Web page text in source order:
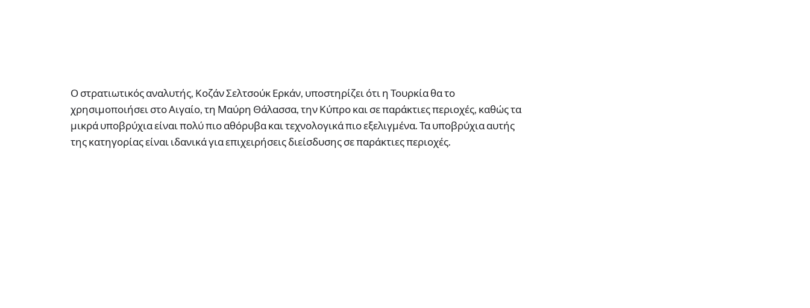
Ο στρατιωτικός αναλυτής, Κοζάν Σελτσούκ Ερκάν, υποστηρίζει ότι η Τουρκία θα το
χρησιμοποιήσει στο Αιγαίο, τη Μαύρη Θάλασσα, την Κύπρο και σε παράκτιες περιοχές, καθώς τα
μικρά υποβρύχια είναι πολύ πιο αθόρυβα και τεχνολογικά πιο εξελιγμένα. Τα υποβρύχια αυτής
της κατηγορίας είναι ιδανικά για επιχειρήσεις διείσδυσης σε παράκτιες περιοχές.